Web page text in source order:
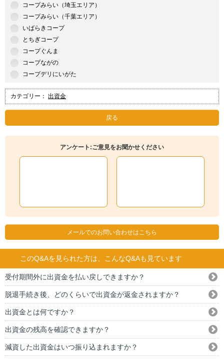
コープみらい（埼玉エリア）
コープみらい（千葉エリア）
いばらきコープ
とちぎコープ
コープぐんま
コープながの
コープデリにいがた
カテゴリー： 出資金
戻る
アンケート:ご意見をお聞かせください
メールでのお問い合わせはこちら
このQ&Aを見られた方は、こんなQ&Aも見ています
受付期間外に出資金を払い戻しできますか？
脱退手続き後、どのくらいで出資金が返金されますか？
出資金とは何ですか？
出資金の残高を確認できますか？
減資した出資金はいつ振り込まれますか？